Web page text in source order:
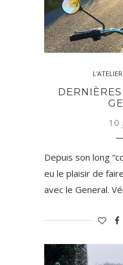
L'ATELIER
10
Depuis son long
eu le plaisir de
avec le General.